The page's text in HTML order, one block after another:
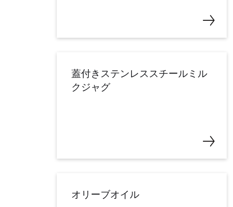
蓋付きステンレススチールミル
クジャグ
オリーブオイル